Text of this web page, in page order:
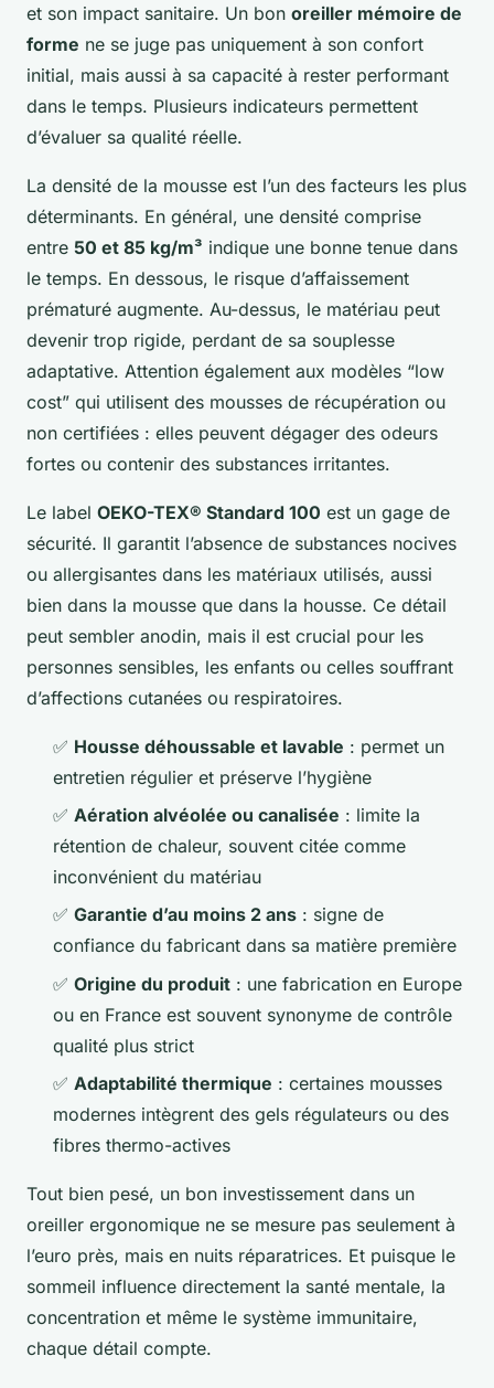
et son impact sanitaire. Un bon oreiller mémoire de
forme ne se juge pas uniquement à son confort
initial, mais aussi à sa capacité à rester performant
dans le temps. Plusieurs indicateurs permettent
d’évaluer sa qualité réelle.
La densité de la mousse est l’un des facteurs les plus
déterminants. En général, une densité comprise
entre 50 et 85 kg/m³ indique une bonne tenue dans
le temps. En dessous, le risque d’affaissement
prématuré augmente. Au-dessus, le matériau peut
devenir trop rigide, perdant de sa souplesse
adaptative. Attention également aux modèles “low
cost” qui utilisent des mousses de récupération ou
non certifiées : elles peuvent dégager des odeurs
fortes ou contenir des substances irritantes.
Le label OEKO-TEX® Standard 100 est un gage de
sécurité. Il garantit l’absence de substances nocives
ou allergisantes dans les matériaux utilisés, aussi
bien dans la mousse que dans la housse. Ce détail
peut sembler anodin, mais il est crucial pour les
personnes sensibles, les enfants ou celles souffrant
d’affections cutanées ou respiratoires.
✅ Housse déhoussable et lavable : permet un
entretien régulier et préserve l’hygiène
✅ Aération alvéolée ou canalisée : limite la
rétention de chaleur, souvent citée comme
inconvénient du matériau
✅ Garantie d’au moins 2 ans : signe de
confiance du fabricant dans sa matière première
✅ Origine du produit : une fabrication en Europe
ou en France est souvent synonyme de contrôle
qualité plus strict
✅ Adaptabilité thermique : certaines mousses
modernes intègrent des gels régulateurs ou des
fibres thermo-actives
Tout bien pesé, un bon investissement dans un
oreiller ergonomique ne se mesure pas seulement à
l’euro près, mais en nuits réparatrices. Et puisque le
sommeil influence directement la santé mentale, la
concentration et même le système immunitaire,
chaque détail compte.